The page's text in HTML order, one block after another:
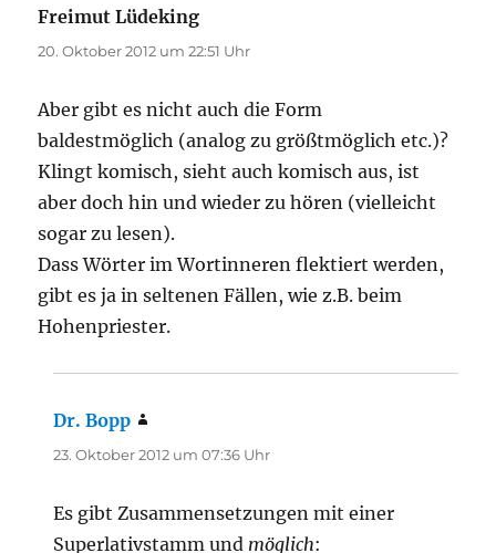
Freimut Lüdeking
20. Oktober 2012 um 22:51 Uhr
Aber gibt es nicht auch die Form
baldestmöglich (analog zu größtmöglich etc.)?
Klingt komisch, sieht auch komisch aus, ist
aber doch hin und wieder zu hören (vielleicht
sogar zu lesen).
Dass Wörter im Wortinneren flektiert werden,
gibt es ja in seltenen Fällen, wie z.B. beim
Hohenpriester.
Dr. Bopp
23. Oktober 2012 um 07:36 Uhr
Es gibt Zusammensetzungen mit einer
Superlativstamm und möglich: